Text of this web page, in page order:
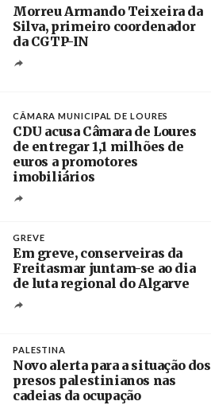
Morreu Armando Teixeira da
Silva, primeiro coordenador
da CGTP-IN
CÂMARA MUNICIPAL DE LOURES
CDU acusa Câmara de Loures
de entregar 1,1 milhões de
euros a promotores
imobiliários
GREVE
Em greve, conserveiras da
Freitasmar juntam-se ao dia
de luta regional do Algarve
PALESTINA
Novo alerta para a situação dos
presos palestinianos nas
cadeias da ocupação